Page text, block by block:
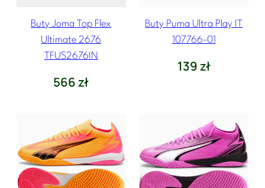
Buty Joma Top Flex
Ultimate 2676
TFUS2676IN
566zł
Buty Puma Ultra Play IT
107766-01
139zł